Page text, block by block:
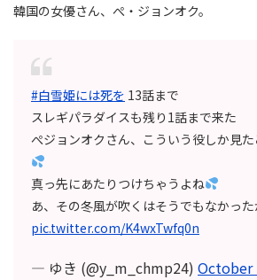
韓国の女優さん、ぺ・ジョンオク。
#白雪姫には死を 13話まで
スレギパラダイスも残り1話まで来た
ぺジョンオクさん、こういう役しか見
真っ先にあたりつけちゃうよね
あ、その冬風が吹くはそうでもなかった
pic.twitter.com/K4wxTwfq0n
— ゆき (@y_m_chmp24) October